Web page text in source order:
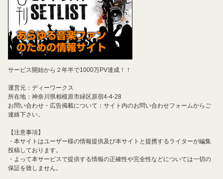
サービス開始から２年半で1000万PV達成！！
運営元：ディーワークス
所在地：神奈川県相模原市緑区原宿4-4-28
お問い合わせ・広告掲載について：サイト内のお問い合わせフォームからご
連絡下さい。
【注意事項】
・本サイトはユーザー様の情報提供及び本サイトと提携するライターが編集
投稿しております。
・よって本サービスで提供する情報の正確性や完全性などについては一切の
保証を致しません。